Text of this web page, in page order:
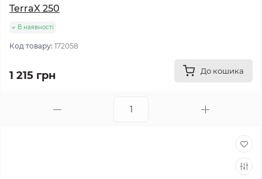
TerraX 250
В наявності
Код товару: 172058
1 215 грн До кошика